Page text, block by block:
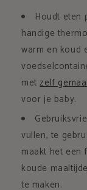
Houdt eten
handige
warm en koud
metzelf
voor je baby.
vullen, te
maakt het een
koude
te maken.